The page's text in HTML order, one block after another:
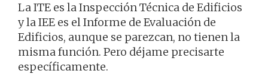
La ITE es la Inspección Técnica de Edificios
y la IEE es el Informe de Evaluación de
Edificios, aunque se parezcan, no tienen la
misma función. Pero déjame precisarte
específicamente.